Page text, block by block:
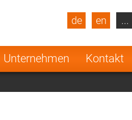
Unternehmen Kontakt
de en
Turkey
Netherlands
...